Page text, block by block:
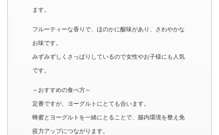
ます。
フルーティーな香りで、ほのかに酸味があり、さわやかな
お味です。
みずみずしくさっぱりしているので女性やお子様にも人気
です。
～おすすめの食べ方～
定番ですが、ヨーグルトにとても合います。
蜂蜜とヨーグルトを一緒にとることで、腸内環境を整え免
疫力アップにつながります。